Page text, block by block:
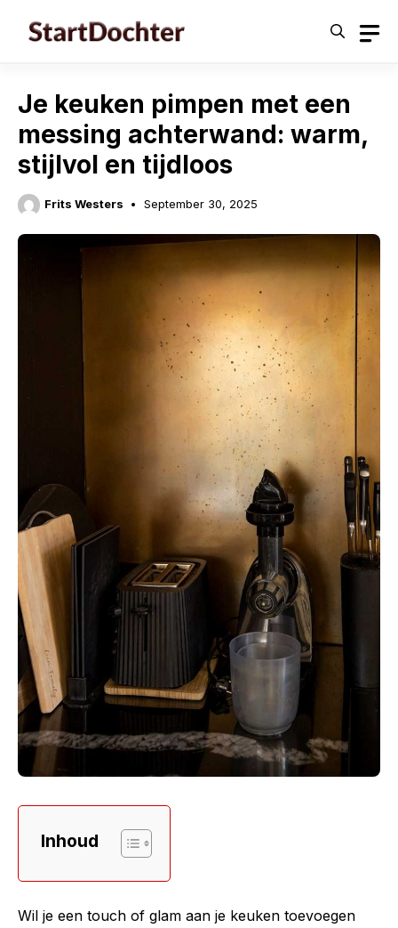
Je keuken pimpen met een
messing achterwand: warm,
stijlvol en tijdloos
Frits Westers September 30, 2025
Inhoud
Wil je een touch of glam aan je keuken toevoegen